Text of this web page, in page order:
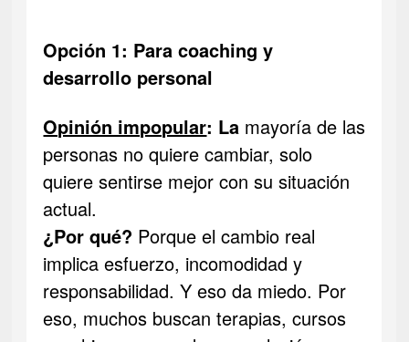
Opción 1: Para coaching y
desarrollo personal
Opinión impopular: La mayoría de las
personas no quiere cambiar, solo
quiere sentirse mejor con su situación
actual.
¿Por qué? Porque el cambio real
implica esfuerzo, incomodidad y
responsabilidad. Y eso da miedo. Por
eso, muchos buscan terapias, cursos